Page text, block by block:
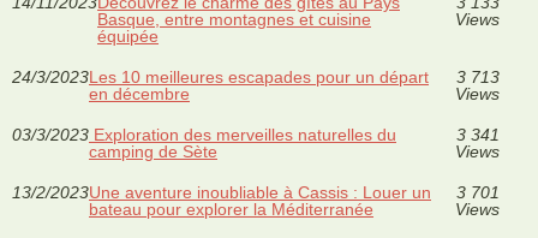
Basque, entre montagnes et cuisine
équipée
Views
24/3/2023Les 10 meilleures escapades pour un départ
en décembre
3 713
Views
03/3/2023 Exploration des merveilles naturelles du
camping de Sète
3 341
Views
13/2/2023Une aventure inoubliable à Cassis : Louer un
bateau pour explorer la Méditerranée
3 701
Views